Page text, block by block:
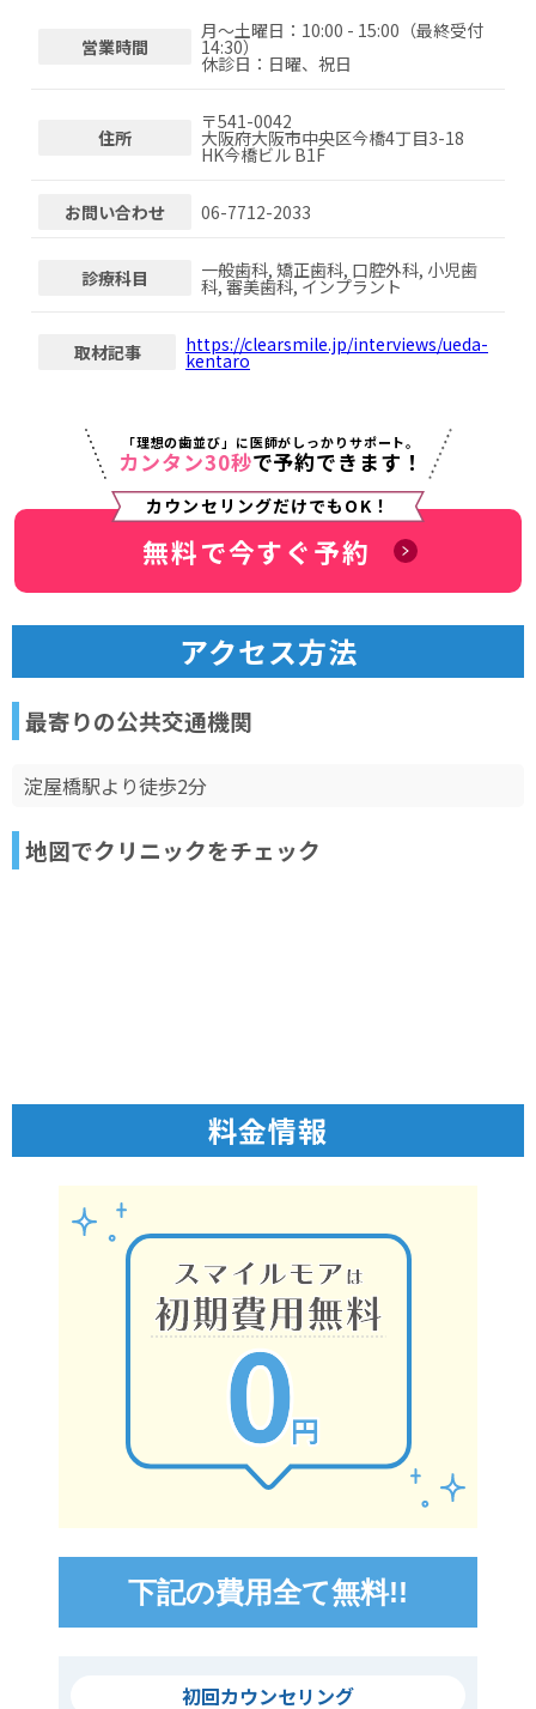
営業時間
月〜土曜日：10:00 - 15:00（最終受付
14:30）
休診日：日曜、祝日
住所
〒541-0042
大阪府大阪市中央区今橋4丁目3-18
HK今橋ビル B1F
お問い合わせ 06-7712-2033
診療科目 一般歯科, 矯正歯科, 口腔外科, 小児歯
科, 審美歯科, インプラント
取材記事 https://clearsmile.jp/interviews/ueda-
kentaro
「理想の歯並び」に医師がしっかりサポート。
カンタン30秒で予約できます！
カウンセリングだけでもOK！
無料で今すぐ予約
アクセス方法
最寄りの公共交通機関
淀屋橋駅より徒歩2分
地図でクリニックをチェック
料金情報
下記の費用全て無料!!
初回カウンセリング